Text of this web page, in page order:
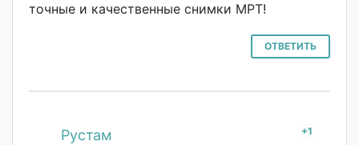
точные и качественные снимки МРТ!
ОТВЕТИТЬ
+1
Рустам